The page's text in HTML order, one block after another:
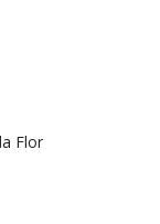
Flor